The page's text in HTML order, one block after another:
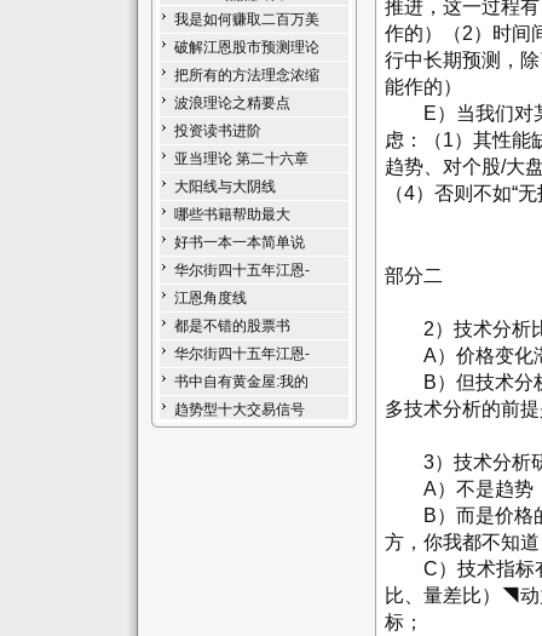
我是如何赚取二百万美
破解江恩股市预测理论
把所有的方法理念浓缩
波浪理论之精要点
投资读书进阶
亚当理论 第二十六章
大阳线与大阴线
哪些书籍帮助最大
好书一本一本简单说
华尔街四十五年江恩-
江恩角度线
都是不错的股票书
华尔街四十五年江恩-
书中自有黄金屋:我的
趋势型十大交易信号
推进，这一过程
作的）（2）时间
行中长期预测，
能作的）
E）当我们对某
虑：（1）其性
趋势、对个股/大
（4）否则不如“
部分二
2）技术分析比
A）价格变化滞
B）但技术分析
多技术分析的前
3）技术分析
A）不是趋势
B）而是价格的
方，你我都不知
C）技术指标有
比、量差比）◥
标；